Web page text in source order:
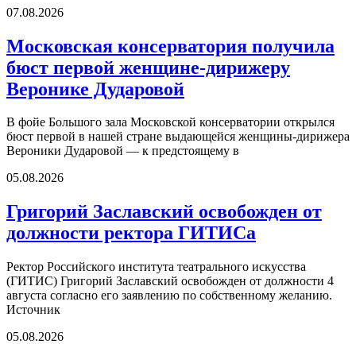
07.08.2026
Московская консерватория получила
бюст первой женщине-дирижеру
Веронике Дударовой
В фойе Большого зала Московской консерватории открылся
бюст первой в нашей стране выдающейся женщины-дирижера
Вероники Дударовой — к предстоящему в
05.08.2026
Григорий Заславский освобожден от
должности ректора ГИТИСа
Ректор Российского института театрального искусства
(ГИТИС) Григорий Заславский освобожден от должности 4
августа согласно его заявлению по собственному желанию.
Источник
05.08.2026